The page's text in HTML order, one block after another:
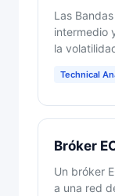
Las
intermedio
la
Technical
Bróker
Un bróker
a una red